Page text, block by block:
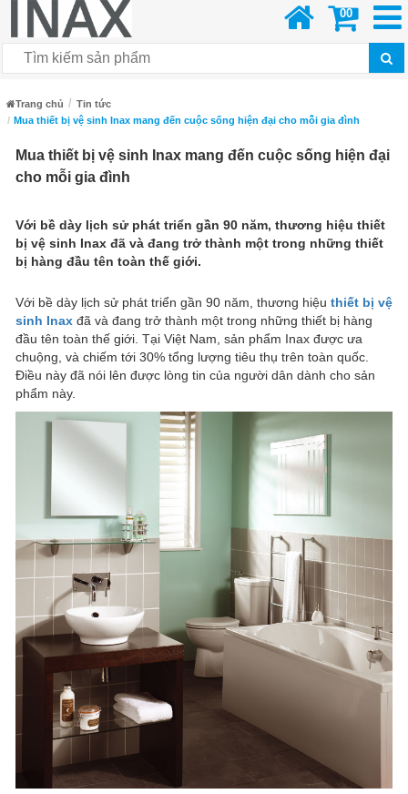
00
Trang chủ
Tin tức
Mua thiết bị vệ sinh Inax mang đến cuộc sống hiện đại cho mỗi gia đình
Mua thiết bị vệ sinh Inax mang đến cuộc sống hiện đại
cho mỗi gia đình
Với bề dày lịch sử phát triển gần 90 năm, thương hiệu thiết
bị vệ sinh Inax đã và đang trở thành một trong những thiết
bị hàng đầu tên toàn thế giới.
Với bề dày lịch sử phát triển gần 90 năm, thương hiệu thiết bị vệ
sinh Inax đã và đang trở thành một trong những thiết bị hàng
đầu tên toàn thế giới. Tại Việt Nam, sản phẩm Inax được ưa
chuộng, và chiếm tới 30% tổng lượng tiêu thụ trên toàn quốc.
Điều này đã nói lên được lòng tin của người dân dành cho sản
phẩm này.